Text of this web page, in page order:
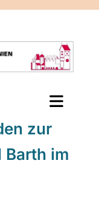
zur
Barth im